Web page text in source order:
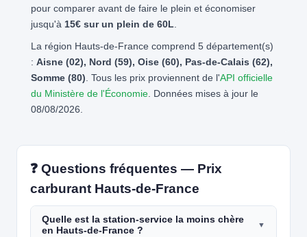
pour comparer avant de faire le plein et économiser
jusqu'à 15€ sur un plein de 60L
La région Hauts-de-France comprend 5 département(s)
: Aisne (02), Nord (59), Oise (60), Pas-de-Calais (62),
Somme (80). Tous les prix proviennent de l'API officielle
du Ministère de l'Économie. Données mises à jour le
08/08/2026.
❓ Questions fréquentes — Prix
carburant Hauts-de-France
Quelle est la station-service la moins chère
en Hauts-de-France ?